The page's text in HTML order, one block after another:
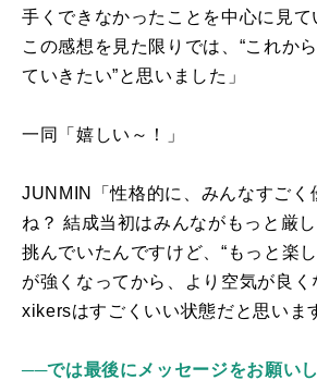
手くできなかったことを中心に見て
この感想を見た限りでは、“これか
ていきたい”と思いました」
一同「嬉しい～！」
JUNMIN「性格的に、みんなすごく
ね？ 結成当初はみんながもっと厳
挑んでいたんですけど、“もっと楽
が強くなってから、より空気が良く
xikersはすごくいい状態だと思いま
──では最後にメッセージをお願いし